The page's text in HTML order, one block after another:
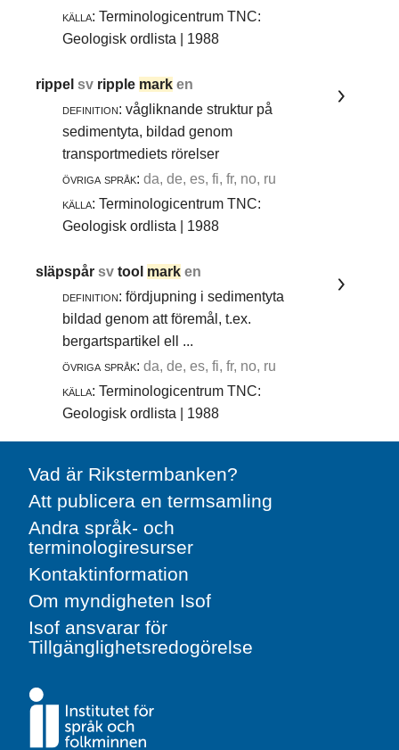
källa: Terminologicentrum TNC:
Geologisk ordlista | 1988
rippelsv ripple mark en
definition: vågliknande struktur på
sedimentyta, bildad genom
transportmediets rörelser
övriga språk: da, de, es, fi, fr, no, ru
källa: Terminologicentrum TNC:
Geologisk ordlista | 1988
släpspårsvtool mark en
definition: fördjupning i sedimentyta
bildad genom att föremål, t.ex.
bergartspartikel ell ...
övriga språk: da, de, es, fi, fr, no, ru
källa: Terminologicentrum TNC:
Geologisk ordlista | 1988
Vad är Rikstermbanken?
Att publicera en termsamling
Andra språk- och
terminologiresurser
Kontaktinformation
Om myndigheten Isof
Isof ansvarar för
Tillgänglighetsredogörelse